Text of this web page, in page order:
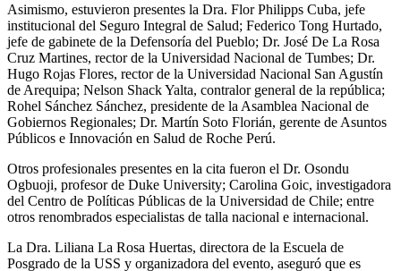
Asimismo, estuvieron presentes la Dra. Flor Philipps Cuba, jefe
institucional del Seguro Integral de Salud; Federico Tong Hurtado,
jefe de gabinete de la Defensoría del Pueblo; Dr. José De La Rosa
Cruz Martines, rector de la Universidad Nacional de Tumbes; Dr.
Hugo Rojas Flores, rector de la Universidad Nacional San Agustín
de Arequipa; Nelson Shack Yalta, contralor general de la república;
Rohel Sánchez Sánchez, presidente de la Asamblea Nacional de
Gobiernos Regionales; Dr. Martín Soto Florián, gerente de Asuntos
Públicos e Innovación en Salud de Roche Perú.
Otros profesionales presentes en la cita fueron el Dr. Osondu
Ogbuoji, profesor de Duke University; Carolina Goic, investigadora
del Centro de Políticas Públicas de la Universidad de Chile; entre
otros renombrados especialistas de talla nacional e internacional.
La Dra. Liliana La Rosa Huertas, directora de la Escuela de
Posgrado de la USS y organizadora del evento, aseguró que es